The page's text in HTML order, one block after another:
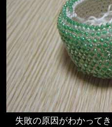
失敗の原因がわかって